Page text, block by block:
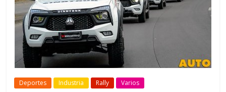
Deportes Industria Rally Varios